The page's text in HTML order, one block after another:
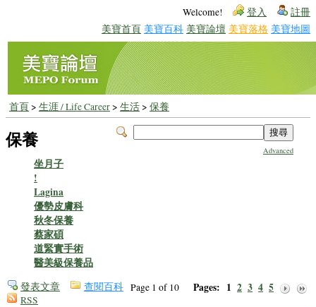
Welcome! 登入 註冊
美寶首頁 美寶百科 美寶論壇 美寶落格 美寶地圖
首頁> 生涯 / Life Career> 生活> 保養
Advanced
保養
坐月子
!
Lagina
優勢皮膚科
秋冬保養
蔡家碩
道緊實手術
醫美級保養品
Page 1 of 10 Pages: 1 2 3 4 5
發表文章
查閱百科
RSS